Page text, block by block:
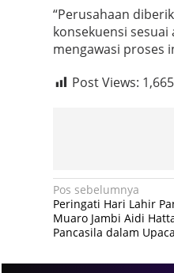
​“Perusahaan
konsekuensi
mengawasi proses
Post Views: 1,665
N
a
v
i
Pos sebelumnya
Peringati Hari Lahir
Muaro Jambi Aidi
Pancasila dalam